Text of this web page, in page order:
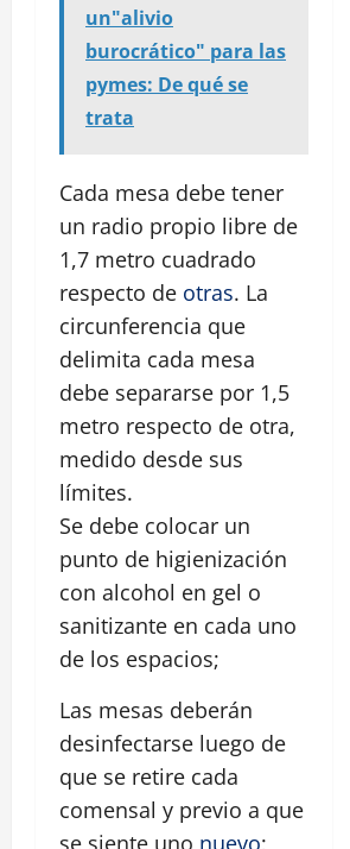
un"alivio
burocrático" para las
pymes: De qué se
trata
Cada mesa debe tener
un radio propio libre de
1,7 metro cuadrado
respecto de otras. La
circunferencia que
delimita cada mesa
debe separarse por 1,5
metro respecto de otra,
medido desde sus
límites.
Se debe colocar un
punto de higienización
con alcohol en gel o
sanitizante en cada uno
de los espacios;
Las mesas deberán
desinfectarse luego de
que se retire cada
comensal y previo a que